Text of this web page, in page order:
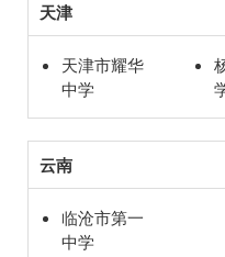
天津
天津市耀华
中学
云南
临沧市第一
中学